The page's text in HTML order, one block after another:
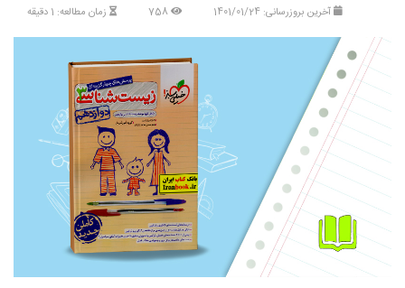
آخرین بروزرسانی: 1401/01/24 زمان مطالعه: 1 دقیقه